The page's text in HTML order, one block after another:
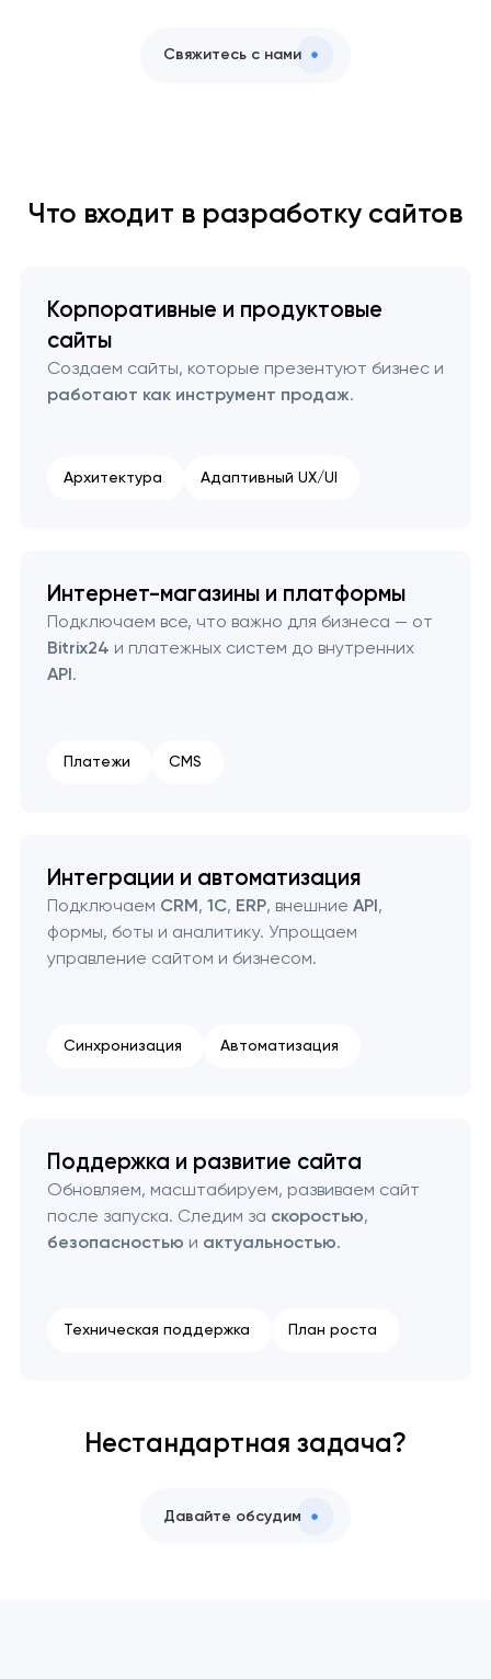
Свяжитесь с нами
Что входит в разработку сайтов
Корпоративные и продуктовые
сайты
Создаем сайты, которые презентуют бизнес и
работают как инструмент продаж.
Архитектура Адаптивный UX/UI
Интернет-магазины и платформы
Подключаем все, что важно для бизнеса — от
Bitrix24 и платежных систем до внутренних
API.
Платежи CMS
Интеграции и автоматизация
Подключаем CRM, 1С, ERP, внешние API,
формы, боты и аналитику. Упрощаем
управление сайтом и бизнесом.
Синхронизация Автоматизация
Поддержка и развитие сайта
Обновляем, масштабируем, развиваем сайт
после запуска. Следим за скоростью,
безопасностью и актуальностью.
Техническая поддержка План роста
Нестандартная задача?
Давайте обсудим